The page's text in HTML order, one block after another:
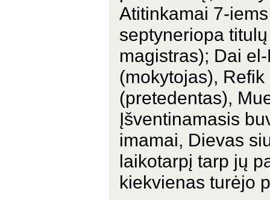
Atitinkamai 7-
septyneriopa
magistras); Dai
(mokytojas),
(pretedentas),
Įšventinamasis
imamai, Dievas
laikotarpį tarp jų
kiekvienas turėjo